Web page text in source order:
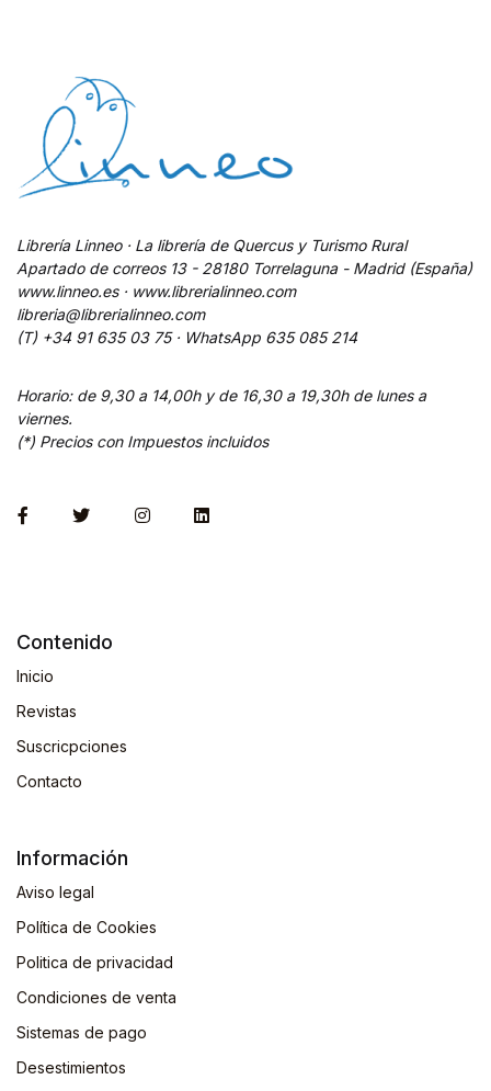
Librería Linneo · La librería de Quercus y Turismo Rural
Apartado de correos 13 - 28180 Torrelaguna - Madrid (España)
www.linneo.es · www.librerialinneo.com
libreria@librerialinneo.com
(T) +34 91 635 03 75 · WhatsApp 635 085 214
Horario: de 9,30 a 14,00h y de 16,30 a 19,30h de lunes a
viernes.
(*) Precios con Impuestos incluidos
Contenido
Inicio
Revistas
Suscricpciones
Contacto
Información
Aviso legal
Política de Cookies
Politica de privacidad
Condiciones de venta
Sistemas de pago
Desestimientos